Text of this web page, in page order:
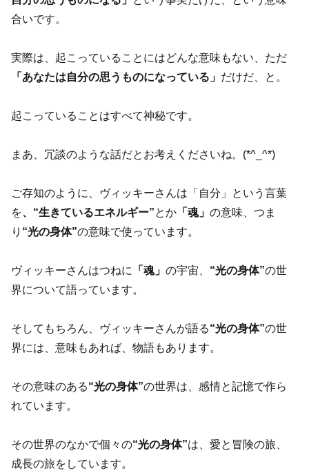
合いです。
実際は、起こっていることにはどんな意味もない、ただ
「あなたは自分の思うものになっている」 だけだ、と。
起こっていることはすべて神秘です。
まあ、冗談のような話だとお考えくださいね。(*^_^*)
ご存知のように、ヴィッキーさんは「自分」という言葉
を、“生きているエネルギー”とか 「魂」の意味、つま
り “光の身体”の意味で使っています。
ヴィッキーさんはつねに 「魂」の宇宙、 “光の身体”の世
界について語っています。
そしてもちろん、ヴィッキーさんが語る“光の身体”の世
界には、意味もあれば、物語もあります。
その意味のある“光の身体”の世界は、感情と記憶で作ら
れています。
その世界のなかで個々の“光の身体”は、愛と冒険の旅、
成長の旅をしています。